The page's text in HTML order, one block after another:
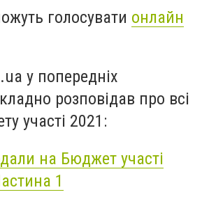
голосувати онлайн
у попередніх
розповідав про всі
участі 2021:
на Бюджет участі
1